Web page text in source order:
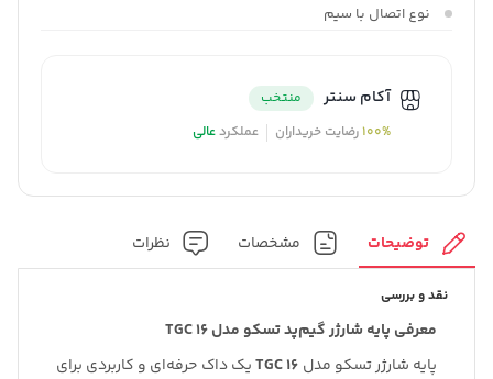
نوع اتصال با سیم
آکام سنتر
منتخب
100%رضایت خریداران عملکردعالی
توضیحات مشخصات نظرات
نقد و بررسی
معرفی پایه شارژر گیم‌پد تسکو مدل TGC 16
پایه شارژر تسکو مدل TGC 16یک داک حرفه‌ای و کاربردی برای